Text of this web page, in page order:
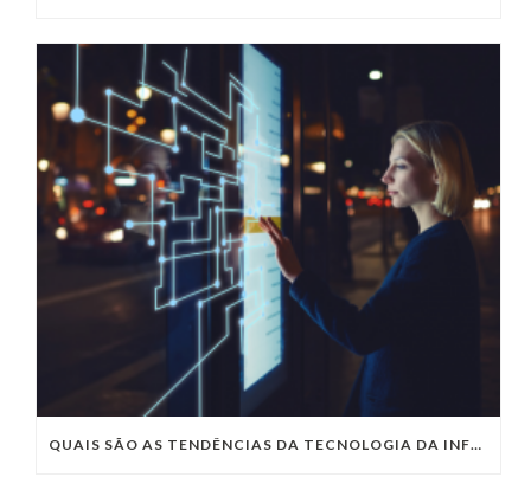
QUAIS SÃO AS TENDÊNCIAS DA TECNOLOGIA DA INFORMAÇÃO PARA 2023?